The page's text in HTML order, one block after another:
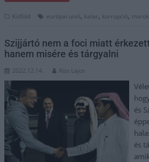
Külföld európai unió, katar, korrupció,
Szijjártó nem a foci miatt
hanem misére és tárgyalni
2022.12.14. Kiss Lajos
és
és